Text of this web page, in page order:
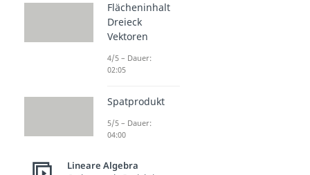
Flächeninhalt
Dreieck
Vektoren
4/5 – Dauer:
02:05
Spatprodukt
5/5 – Dauer:
04:00
Lineare Algebra